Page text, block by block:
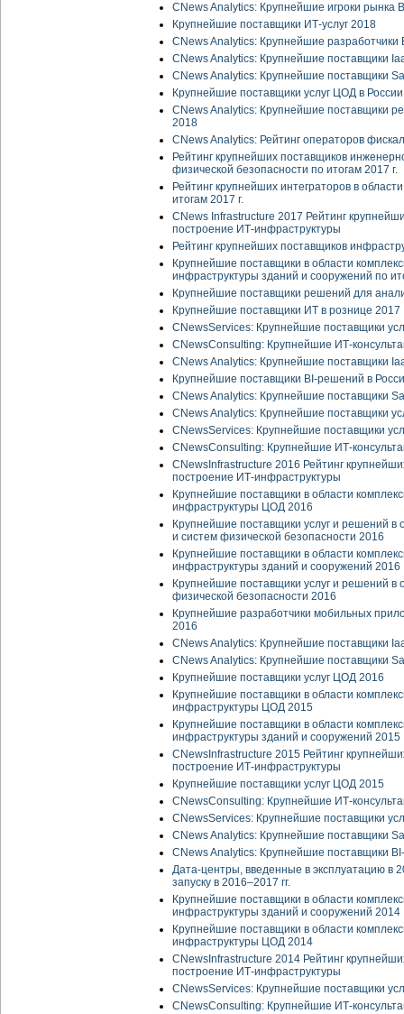
CNews Analytics: Крупнейшие игроки рынка
Крупнейшие поставщики ИТ-услуг 2018
CNews Analytics: Крупнейшие разработчики
CNews Analytics: Крупнейшие поставщики
CNews Analytics: Крупнейшие поставщики
Крупнейшие поставщики услуг ЦОД в
CNews Analytics: Крупнейшие поставщики
2018
CNews Analytics: Рейтинг операторов
Рейтинг крупнейших поставщиков
физической безопасности по итогам 2017 г.
Рейтинг крупнейших интеграторов в
итогам 2017 г.
CNews Infrastructure 2017 Рейтинг
построение ИТ-инфраструктуры
Рейтинг крупнейших поставщиков
Крупнейшие поставщики в области
инфраструктуры зданий и сооружений по
Крупнейшие поставщики решений для
Крупнейшие поставщики ИТ в рознице 2017
CNewsServices: Крупнейшие поставщики
CNewsСonsulting: Крупнейшие ИТ-
CNews Analytics: Крупнейшие поставщики
Крупнейшие поставщики BI-решений в
CNews Analytics: Крупнейшие поставщики
CNews Analytics: Крупнейшие поставщики
CNewsServices: Крупнейшие поставщики
CNewsСonsulting: Крупнейшие ИТ-
CNewsInfrastructure 2016 Рейтинг
построение ИТ-инфраструктуры
Крупнейшие поставщики в области
инфраструктуры ЦОД 2016
Крупнейшие поставщики услуг и решений
и систем физической безопасности 2016
Крупнейшие поставщики в области
инфраструктуры зданий и сооружений 2016
Крупнейшие поставщики услуг и решений в
физической безопасности 2016
Крупнейшие разработчики мобильных
2016
CNews Analytics: Крупнейшие поставщики
CNews Analytics: Крупнейшие поставщики
Крупнейшие поставщики услуг ЦОД 2016
Крупнейшие поставщики в области
инфраструктуры ЦОД 2015
Крупнейшие поставщики в области
инфраструктуры зданий и сооружений 2015
CNewsInfrastructure 2015 Рейтинг
построение ИТ-инфраструктуры
Крупнейшие поставщики услуг ЦОД 2015
CNewsСonsulting: Крупнейшие ИТ-
CNewsServices: Крупнейшие поставщики
CNews Analytics: Крупнейшие поставщики
CNews Analytics: Крупнейшие поставщики
Дата-центры, введенные в эксплуатацию в
запуску в 2016–2017 гг.
Крупнейшие поставщики в области
инфраструктуры зданий и сооружений 2014
Крупнейшие поставщики в области
инфраструктуры ЦОД 2014
CNewsInfrastructure 2014 Рейтинг
построение ИТ-инфраструктуры
CNewsServices: Крупнейшие поставщики
CNewsСonsulting: Крупнейшие ИТ-